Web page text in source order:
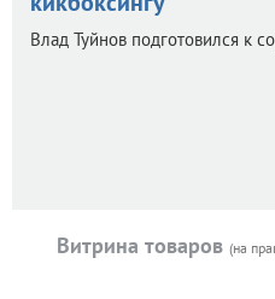
Влад Туйнов подготовился к
Витрина товаров (на